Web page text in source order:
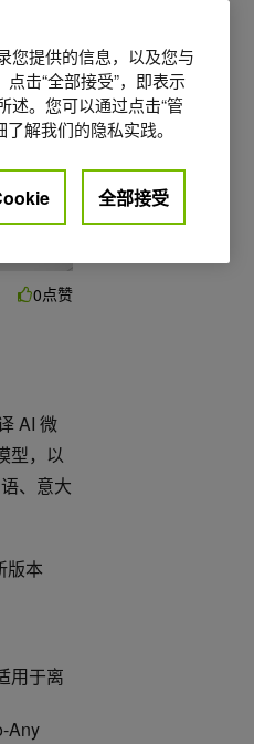
0点赞
AI 微
型，以
、意大
版本
用于离
Any
您提供的信息，以及您与
击“全部接受”，即表示
述。您可以通过点击“管
了解我们的隐私实践。
全部接受